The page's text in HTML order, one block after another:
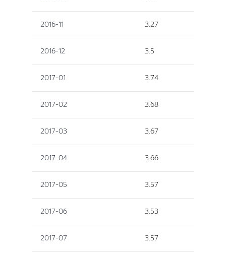
2016-11 3.27
2016-12 3.5
2017-01 3.74
2017-02 3.68
2017-03 3.67
2017-04 3.66
2017-05 3.57
2017-06 3.53
2017-07 3.57